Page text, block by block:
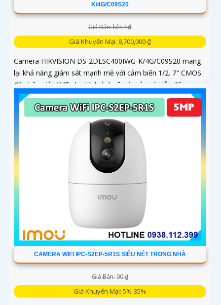
K/4G/C09S20
Giá Bán: liên h₫
Giá Khuyến Mại: 8,700,000 ₫
Camera HIKVISION DS-2DESC400IWG-K/4G/C09S20 mang
lại khả năng giám sát mạnh mẽ với cảm biến 1/2. 7" CMOS
độ phân giải 4MP cho hình ảnh rõ nét cả ngày lẫn đêm
CAMERA WIFI IPC-S2EP-5R1S SIÊU NÉT TRONG NHÀ
Giá Bán: 00 ₫
Giá Khuyến Mại: 5%-35%